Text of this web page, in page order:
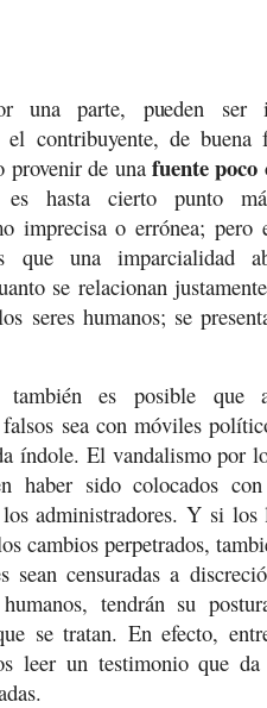
una parte, pueden ser
contribuyente, de buena
provenir de una fuente poco
es hasta cierto punto
imprecisa o errónea; pero
que una imparcialidad
se relacionan
seres humanos; se
es posible que
sea con móviles
índole. El vandalismo por
haber sido colocados
administradores. Y si los
cambios perpetrados,
sean censuradas a
tendrán su
se tratan. En efecto,
leer un testimonio que